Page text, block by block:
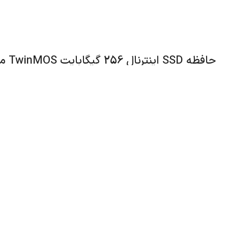
حافظه SSD اینترنال 256 گیگابایت TwinMOS مدل H2 Ultra